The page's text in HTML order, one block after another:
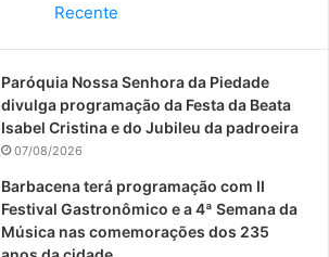
b
o
k
u
b
a
g
a
Recente
Paróquia Nossa Senhora da Piedade
divulga programação da Festa da Beata
Isabel Cristina e do Jubileu da padroeira
07/08/2026
Barbacena terá programação com II
Festival Gastronômico e a 4ª Semana da
Música nas comemorações dos 235